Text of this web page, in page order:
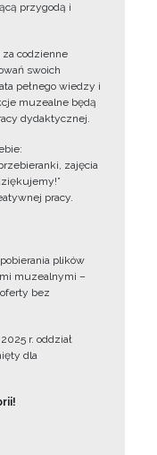
przygodą i
codzienne
swoich
pełnego wiedzy i
muzealne będą
dydaktycznej.
zajęcia
pracy.
plików
muzealnymi –
bez
r. oddział
dla